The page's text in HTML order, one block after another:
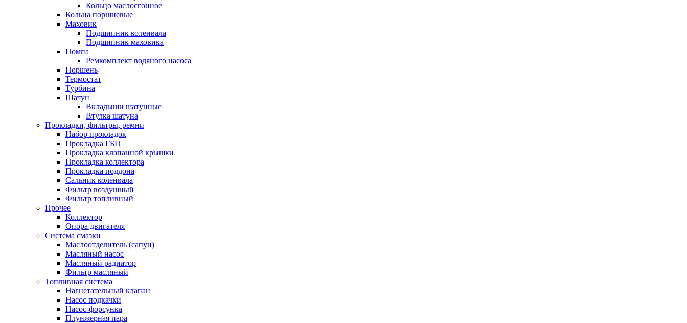
Кольцо маслосгонное
Кольца поршневые
Маховик
Подшипник коленвала
Подшипник маховика
Помпа
Ремкомплект водяного насоса
Поршень
Термостат
Турбина
Шатун
Вкладыши шатунные
Втулка шатуна
Прокладки, фильтры, ремни
Набор прокладок
Прокладка ГБЦ
Прокладка клапанной крышки
Прокладка коллектора
Прокладка поддона
Сальник коленвала
Фильтр воздушный
Фильтр топливный
Прочее
Коллектор
Опора двигателя
Система смазки
Маслоотделитель (сапун)
Масляный насос
Масляный радиатор
Фильтр масляный
Топливная система
Нагнетательный клапан
Насос подкачки
Насос-форсунка
Плунжерная пара